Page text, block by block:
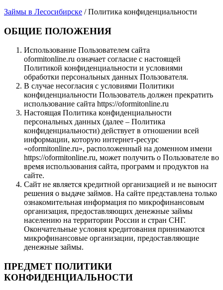
Займы в Лесосибирске / Политика конфиденциальности
ОБЩИЕ ПОЛОЖЕНИЯ
Использование Пользователем сайта
oformitonline.ru означает согласие с настоящей
Политикой конфиденциальности и условиями
обработки персональных данных Пользователя.
В случае несогласия с условиями Политики
конфиденциальности Пользователь должен прекратить
использование сайта https://oformitonline.ru
Настоящая Политика конфиденциальности
персональных данных (далее – Политика
конфиденциальности) действует в отношении всей
информации, которую интернет-ресурс
«oformitonline.ru», расположенный на доменном имени
https://oformitonline.ru, может получить о Пользователе во
время использования сайта, программ и продуктов на
сайте.
Сайт не является кредитной организацией и не выносит
решения о выдаче займов. На сайте представлена только
ознакомительная информация по микрофинансовым
организация, предоставляющих денежные займы
населению на территории России и стран СНГ.
Окончательные условия кредитования принимаются
микрофинансовые организации, предоставляющие
денежные займы.
ПРЕДМЕТ ПОЛИТИКИ
КОНФИДЕНЦИАЛЬНОСТИ